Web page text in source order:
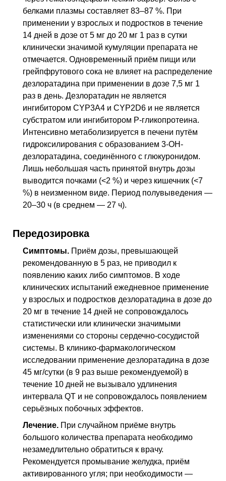
белками плазмы составляет 83–87 %. При
применении у взрослых и подростков в течение
14 дней в дозе от 5 мг до 20 мг 1 раз в сутки
клинически значимой кумуляции препарата не
отмечается. Одновременный приём пищи или
грейпфрутового сока не влияет на распределение
дезлоратадина при применении в дозе 7,5 мг 1
раз в день. Дезлоратадин не является
ингибитором CYP3A4 и CYP2D6 и не является
субстратом или ингибитором Р-гликопротеина.
Интенсивно метаболизируется в печени путём
гидроксилирования с образованием 3-OH-
дезлоратадина, соединённого с глюкуронидом.
Лишь небольшая часть принятой внутрь дозы
выводится почками (<2 %) и через кишечник (<7
%) в неизменном виде. Период полувыведения —
20–30 ч (в среднем — 27 ч).
Передозировка
Симптомы. Приём дозы, превышающей
рекомендованную в 5 раз, не приводил к
появлению каких либо симптомов. В ходе
клинических испытаний ежедневное применение
у взрослых и подростков дезлоратадина в дозе до
20 мг в течение 14 дней не сопровождалось
статистически или клинически значимыми
изменениями со стороны сердечно-сосудистой
системы. В клинико-фармакологическом
исследовании применение дезлоратадина в дозе
45 мг/сутки (в 9 раз выше рекомендуемой) в
течение 10 дней не вызывало удлинения
интервала QT и не сопровождалось появлением
серьёзных побочных эффектов.
Лечение. При случайном приёме внутрь
большого количества препарата необходимо
незамедлительно обратиться к врачу.
Рекомендуется промывание желудка, приём
активированного угля; при необходимости —